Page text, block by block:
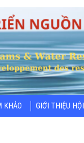
KHẢO GIỚI THIỆU HỘI